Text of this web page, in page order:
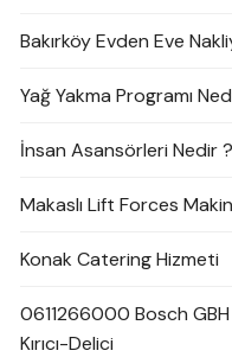
Bakırköy Evden Eve
Yağ Yakma Programı
İnsan Asansörleri Nedir ?
Makaslı Lift Forces
Konak Catering Hizmeti
0611266000 Bosch
Kırıcı-Delici